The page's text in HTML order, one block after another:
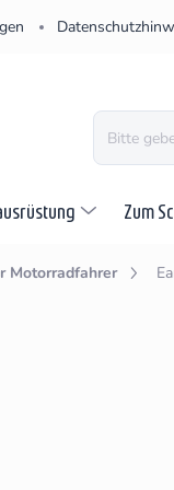
Zum
Motorradfahrer